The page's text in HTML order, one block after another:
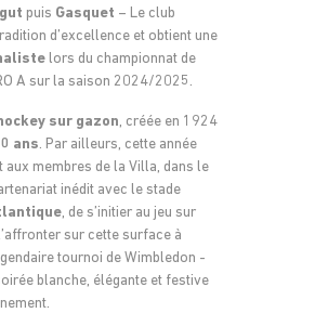
puis Gasquet – Le club
d’excellence et obtient une
lors du championnat de
A sur la saison 2024/2025.
sur gazon, créée en 1924
ans. Par ailleurs, cette année
aux membres de la Villa, dans le
inédit avec le stade
, de s’initier au jeu sur
sur cette surface à
tournoi de Wimbledon -
blanche, élégante et festive